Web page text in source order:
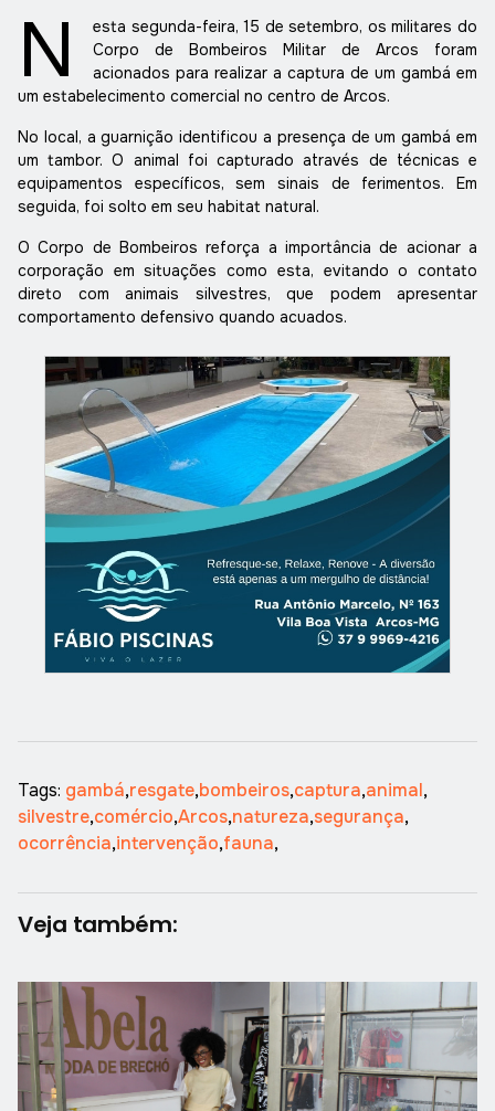
N
esta segunda-feira, 15 de setembro, os militares do
Corpo de Bombeiros Militar de Arcos foram
acionados para realizar a captura de um gambá em
um estabelecimento comercial no centro de Arcos.
No local, a guarnição identificou a presença de um gambá em
um tambor. O animal foi capturado através de técnicas e
equipamentos específicos, sem sinais de ferimentos. Em
seguida, foi solto em seu habitat natural.
O Corpo de Bombeiros reforça a importância de acionar a
corporação em situações como esta, evitando o contato
direto com animais silvestres, que podem apresentar
comportamento defensivo quando acuados.
Tags: gambá,resgate,bombeiros,captura,animal,
silvestre,comércio,Arcos,natureza,segurança,
ocorrência,intervenção,fauna,
Veja também: